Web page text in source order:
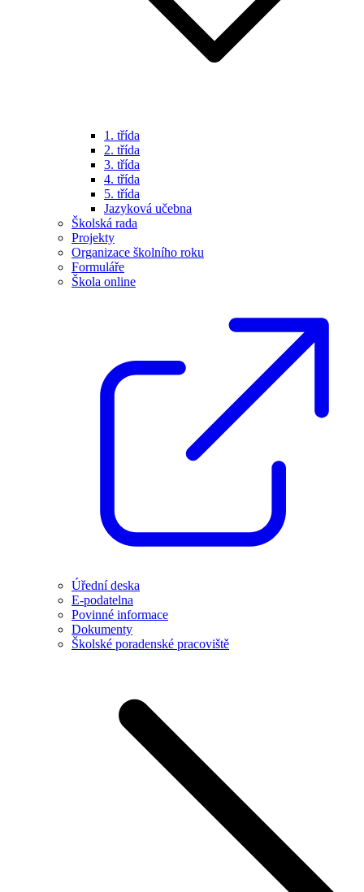
1. třída
2. třída
3. třída
4. třída
5. třída
Jazyková učebna
Školská rada
Projekty
Organizace školního roku
Formuláře
Škola online
Úřední deska
E-podatelna
Povinné informace
Dokumenty
Školské poradenské pracoviště